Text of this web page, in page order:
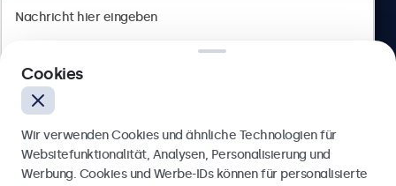
Badenerstrasse 549, 8048 Zürich, Schweiz
Deutsch
Cookies
Wir verwenden Cookies und ähnliche Technologien für
Websitefunktionalität, Analysen, Personalisierung und
Werbung. Cookies und Werbe-IDs können für personalisierte